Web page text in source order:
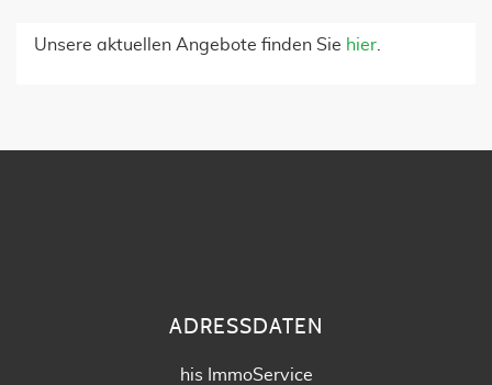
Unsere aktuellen Angebote finden Sie hier
ADRESSDATEN
his ImmoService